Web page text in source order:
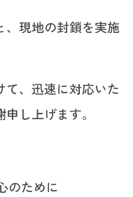
、現地の封鎖を実施
、迅速に対応いた
し上げます。
のために